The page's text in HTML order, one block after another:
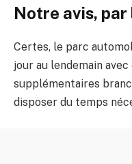
Notre avis,
Certes, le parc
jour au lendemain
supplémentaires
disposer du temps